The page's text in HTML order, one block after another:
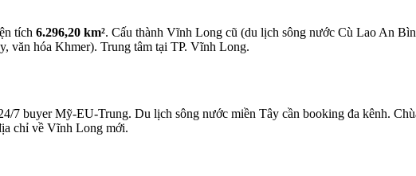
tích 6.296,20 km². Cấu thành Vĩnh Long cũ (du lịch sông nước Cù Lao An
văn hóa Khmer). Trung tâm tại TP. Vĩnh Long.
buyer Mỹ-EU-Trung. Du lịch sông nước miền Tây cần booking đa kênh.
chỉ về Vĩnh Long mới.